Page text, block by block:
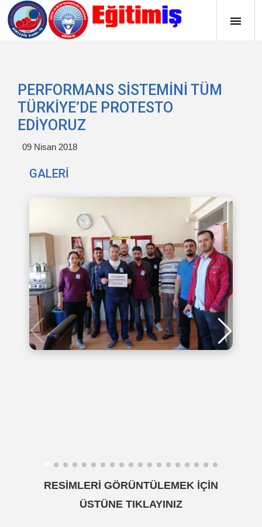
PERFORMANS SİSTEMİNİ TÜM
TÜRKİYE’DE PROTESTO
EDİYORUZ
09 Nisan 2018
GALERİ
RESİMLERİ GÖRÜNTÜLEMEK İÇİN
ÜSTÜNE TIKLAYINIZ